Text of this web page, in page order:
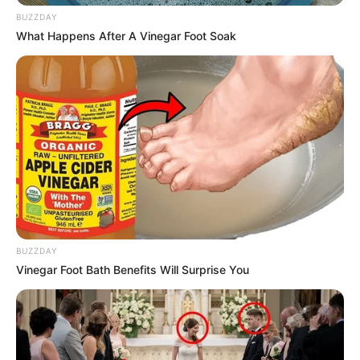
hogy nem fognak itt élni. Igen, Gennagyij már
– Ne aggódj – mondta Irina este a vőlegényének –,
van saját szobám. De…
A nő egy pillanatig gondolkodott, majd hozzátette:
– Majd beszélek anyámmal.
De a beszélgetés anyámmal nem ment jól.
jókedvű lesz, leült mellé, és sóhajtva azt mondta: –
Férjhez megyek.
BUZZDAY
What Happens After A Vinegar Foot Soak
BUZZDAY
Vinegar Foot Bath Benefits Will Surprise You